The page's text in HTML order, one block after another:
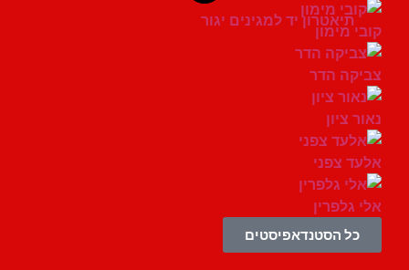
תיאטרון יד למגינים יגור
מימון
הדר
ציון
צפני
גלפרין
כל הסטנדאפיסטים